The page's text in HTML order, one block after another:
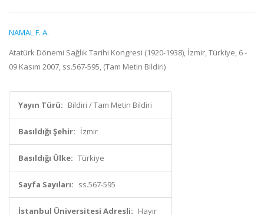
NAMAL F. A.
Atatürk Dönemi Sağlık Tarihi Kongresi (1920-1938), İzmir, Türkiye, 6 -
09 Kasım 2007, ss.567-595, (Tam Metin Bildiri)
Yayın Türü: Bildiri / Tam Metin Bildiri
Basıldığı Şehir: İzmir
Basıldığı Ülke: Türkiye
Sayfa Sayıları: ss.567-595
İstanbul Üniversitesi Adresli: Hayır